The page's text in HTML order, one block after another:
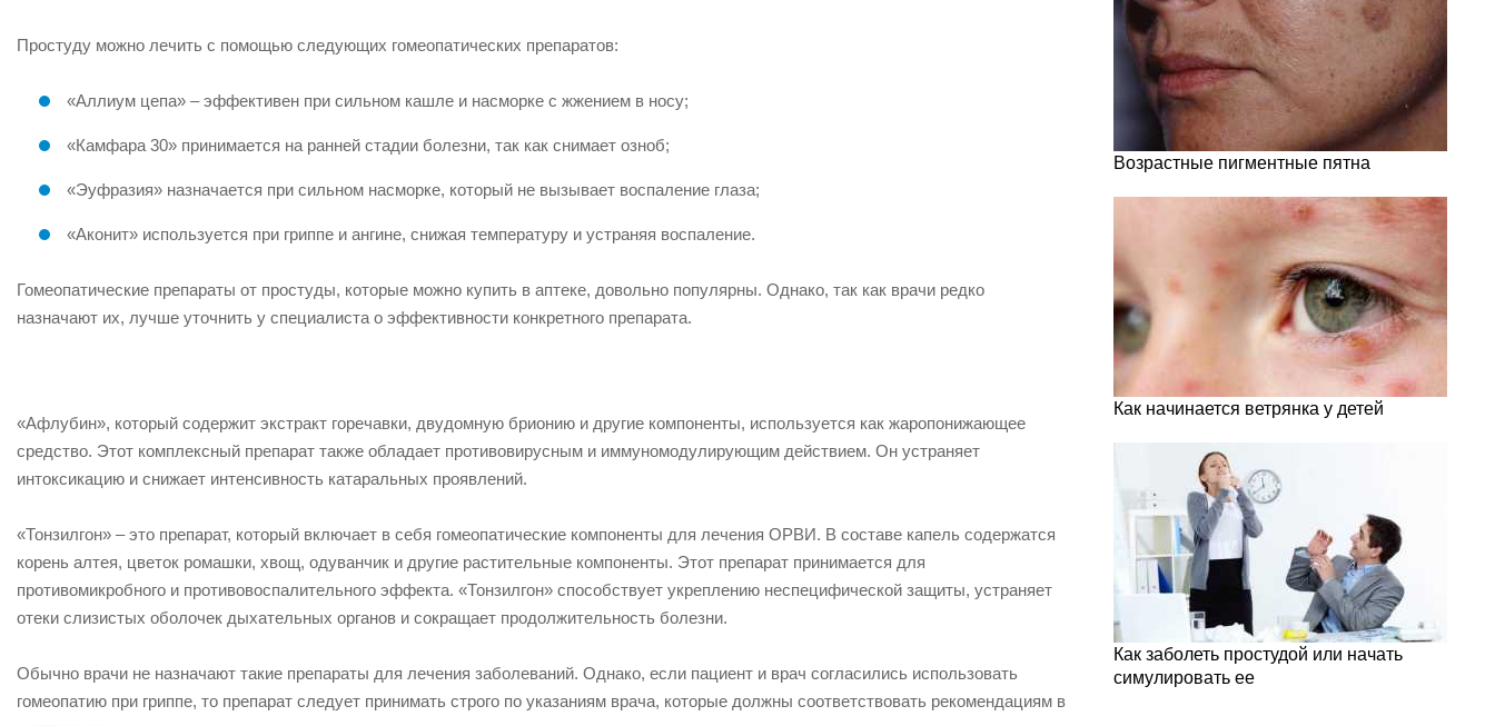
Простуду можно лечить с помощью следующих гомеопатических препаратов:
«Аллиум цепа» – эффективен при сильном кашле и насморке с жжением в носу;
«Камфара 30» принимается на ранней стадии болезни, так как снимает озноб;
«Эуфразия» назначается при сильном насморке, который не вызывает воспаление глаза;
«Аконит» используется при гриппе и ангине, снижая температуру и устраняя воспаление.
Гомеопатические препараты от простуды, которые можно купить в аптеке, довольно популярны. Однако, так как врачи редко
назначают их, лучше уточнить у специалиста о эффективности конкретного препарата.
«Афлубин», который содержит экстракт горечавки, двудомную брионию и другие компоненты, используется как жаропонижающее
средство. Этот комплексный препарат также обладает противовирусным и иммуномодулирующим действием. Он устраняет
интоксикацию и снижает интенсивность катаральных проявлений.
«Тонзилгон» – это препарат, который включает в себя гомеопатические компоненты для лечения ОРВИ. В составе капель содержатся
корень алтея, цветок ромашки, хвощ, одуванчик и другие растительные компоненты. Этот препарат принимается для
противомикробного и противовоспалительного эффекта. «Тонзилгон» способствует укреплению неспецифической защиты, устраняет
отеки слизистых оболочек дыхательных органов и сокращает продолжительность болезни.
Обычно врачи не назначают такие препараты для лечения заболеваний. Однако, если пациент и врач согласились использовать
гомеопатию при гриппе, то препарат следует принимать строго по указаниям врача, которые должны соответствовать рекомендациям в
Возрастные пигментные пятна
Как начинается ветрянка у детей
Как заболеть простудой или начать
симулировать ее